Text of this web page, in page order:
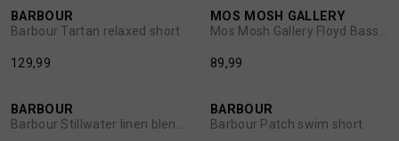
1/2
BARBOUR
Barbour Tartan relaxed short
129,99
1/2
MOS MOSH GALLERY
89,99
1/2
BARBOUR 1/2
BARBOUR
Barbour Patch swim short